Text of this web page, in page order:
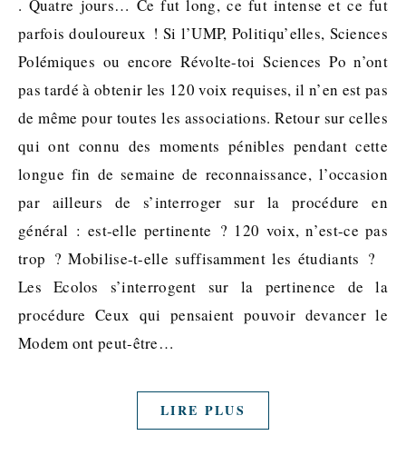
. Quatre jours… Ce fut long, ce fut intense et ce fut
parfois douloureux ! Si l’UMP, Politiqu’elles, Sciences
Polémiques ou encore Révolte-toi Sciences Po n’ont
pas tardé à obtenir les 120 voix requises, il n’en est pas
de même pour toutes les associations. Retour sur celles
qui ont connu des moments pénibles pendant cette
longue fin de semaine de reconnaissance, l’occasion
par ailleurs de s’interroger sur la procédure en
général : est-elle pertinente ? 120 voix, n’est-ce pas
trop ? Mobilise-t-elle suffisamment les étudiants ?
Les Ecolos s’interrogent sur la pertinence de la
procédure Ceux qui pensaient pouvoir devancer le
Modem ont peut-être…
LIRE PLUS